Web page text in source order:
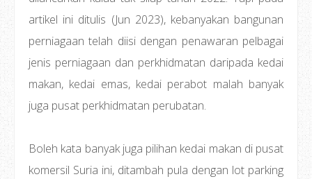
artikel ini ditulis (Jun 2023), kebanyakan bangunan
perniagaan telah diisi dengan penawaran pelbagai
jenis perniagaan dan perkhidmatan daripada kedai
makan, kedai emas, kedai perabot malah banyak
juga pusat perkhidmatan perubatan.
Boleh kata banyak juga pilihan kedai makan di pusat
komersil Suria ini, ditambah pula dengan lot parking